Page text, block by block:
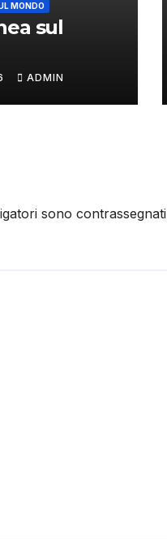
MONDO
sul
ADMIN
sono contrassegnati